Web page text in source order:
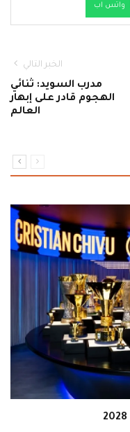
واتس اب
الخبر التالي
مدرب السويد: ثنائي
الهجوم قادر على إبهار
العالم